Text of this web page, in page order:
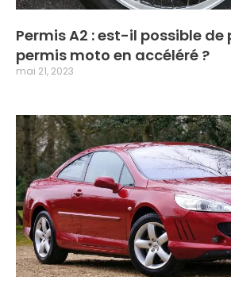
Permis A2 : est-il possible de
permis moto en accéléré ?
mai 21, 2023